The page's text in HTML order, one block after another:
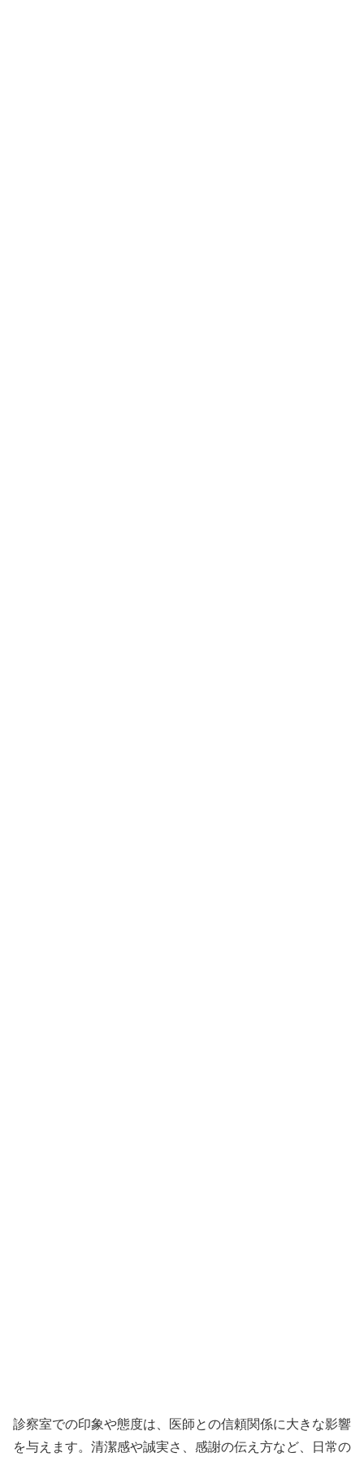
診察室での印象や態度は、医師との信頼関係に大きな影響
を与えます。清潔感や誠実さ、感謝の伝え方など、日常の